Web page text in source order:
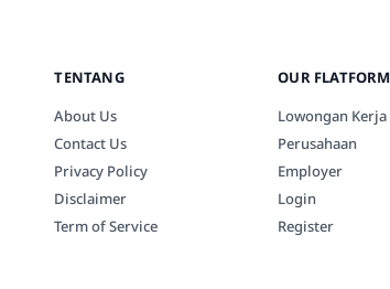
TENTANG
About Us
Contact Us
Privacy Policy
Disclaimer
Term of Service
OUR FLATFORM
Lowongan Kerja
Perusahaan
Employer
Login
Register